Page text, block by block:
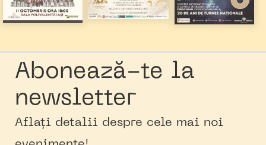
Abonează-te la
newsletter
Aflați detalii despre cele mai noi